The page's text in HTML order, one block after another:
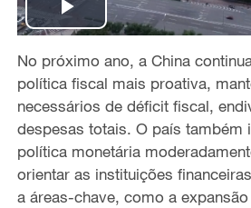
P
l
a
y
V
No próximo ano, a China
política fiscal mais proativa,
necessários de déficit fiscal,
despesas totais. O país também
política monetária
orientar as instituições
a áreas-chave, como a